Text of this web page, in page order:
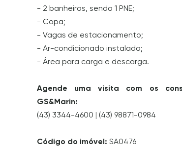
- 2 banheiros, sendo 1 PNE;
- Copa;
- Vagas de estacionamento;
- Ar-condicionado instalado;
- Área para carga e descarga.
Agende uma visita com os
GS&Marin:
(43) 3344-4600 | (43) 98871-0984
Código do imóvel: SA0476